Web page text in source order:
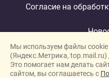
Согласие на
Мы используем файлы cookie
(Яндекс.Метрика, top.mail.ru)
Это помогает нам делать
сайтом, вы соглашаетесь с